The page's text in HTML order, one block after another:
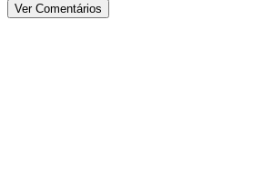
Ver Comentários